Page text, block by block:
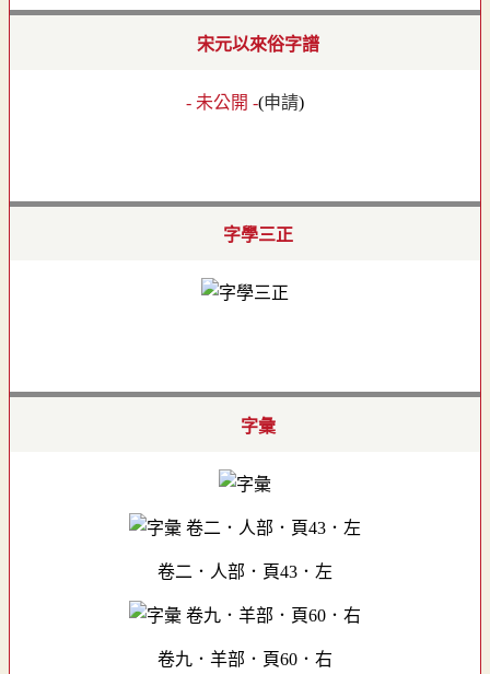
宋元以來俗字譜
- 未公開 -(申請)
字學三正
字彙
卷二．人部．頁43．左
卷九．羊部．頁60．右